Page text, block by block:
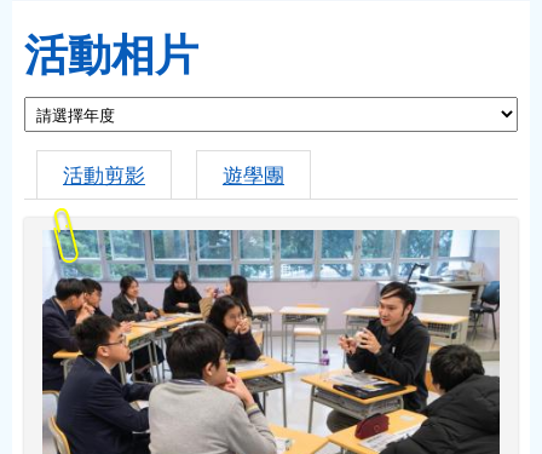
活動相片
活動剪影 遊學團